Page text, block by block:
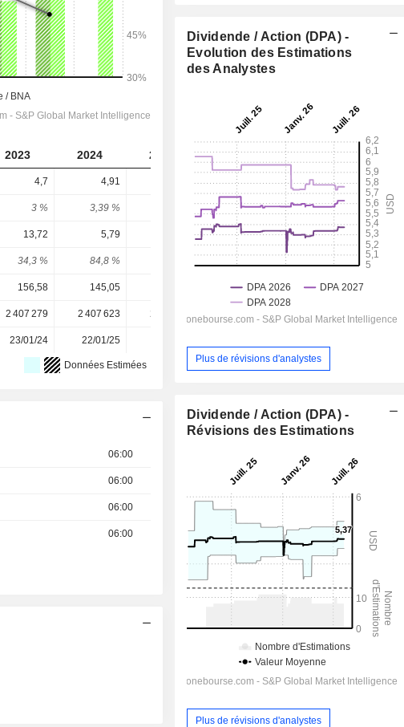
2023 2024 2025 2026 2027 2028
4,7 4,91 5,37 5,628
3 % 3,39 % 2,07 % 2,17 % 2,22 %
13,72 5,79 8,99 10,78
34,3 % 84,8 % 59,7 % 52,2 %
156,58 145,05 259,24 259,24
2 407 279 2 407 623 2 409 295 2 409 899 -
23/01/24 22/01/25
Données Estimées
06:00
06:00
06:00
06:00
Dividende / Action (DPA) -
Evolution des Estimations
des Analystes
Plus de révisions d'analystes
Dividende / Action (DPA) -
Révisions des Estimations
Plus de révisions d'analystes